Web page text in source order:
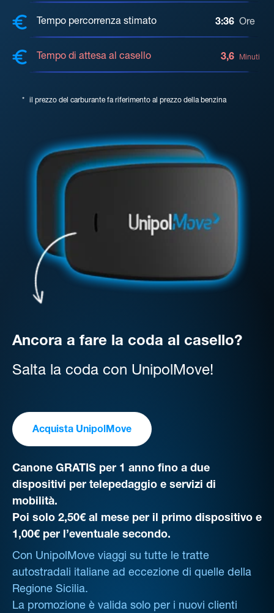
Tempo percorrenza stimato 3:36 Ore
Tempo di attesa al casello 3,6 Minuti
* il prezzo del carburante fa riferimento al prezzo della benzina
Ancora a fare la coda al casello?
Salta la coda con UnipolMove!
Acquista UnipolMove
Canone GRATIS per 1 anno fino a due
dispositivi per telepedaggio e servizi di
mobilità.
Poi solo 2,50€ al mese per il primo dispositivo e
1,00€ per l’eventuale secondo.
Con UnipolMove viaggi su tutte le tratte
autostradali italiane ad eccezione di quelle della
Regione Sicilia.
La promozione è valida solo per i nuovi clienti